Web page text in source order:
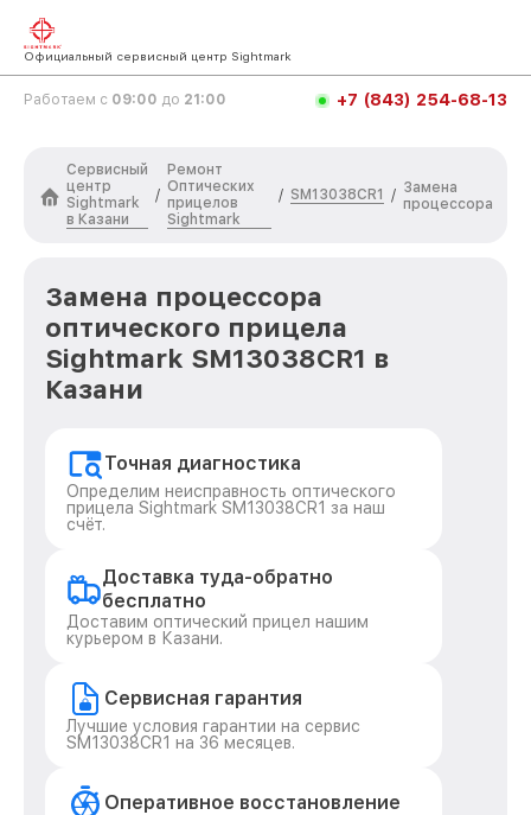
Официальный сервисный центр Sightmark
Работаем с 09:00 до 21:00 +7 (843) 254-68-13
Сервисный
центр
Sightmark
в Казани
/
Ремонт
Оптических
прицелов
Sightmark
/ SM13038CR1 / Замена
процессора
Замена процессора
оптического прицела
Sightmark SM13038CR1 в
Казани
Точная диагностика
Определим неисправность оптического
прицела Sightmark SM13038CR1 за наш
счёт.
Доставка туда-обратно
бесплатно
Доставим оптический прицел нашим
курьером в Казани.
Сервисная гарантия
Лучшие условия гарантии на сервис
SM13038CR1 на 36 месяцев.
Оперативное восстановление